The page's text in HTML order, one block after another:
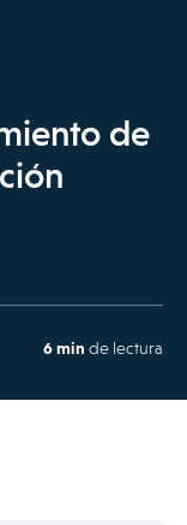
de
6 min de lectura